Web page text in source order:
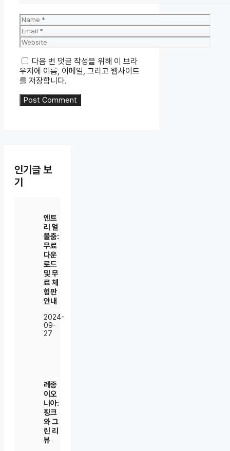
Name
Email
Website
다음 번 댓글 작성을 위해 이 브라
우저에 이름, 이메일, 그리고 웹사이트
를 저장합니다.
인기글 보
기
엔트
리 얼
불춤:
무료
다운
로드
및 무
료 체
험판
안내
2024-
09-
27
레종
이오
니아:
핑크
와 그
린 리
뷰